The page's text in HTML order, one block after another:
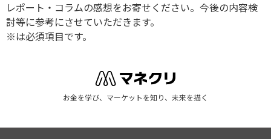
レポート・コラムの感想をお寄せください。今後の内容検
討等に参考にさせていただきます。
※は必須項目です。
お金を学び、マーケットを知り、未来を描く